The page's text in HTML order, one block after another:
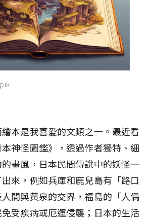
本是我喜愛的文類之一。最近看
神怪圖鑑》，透過作者獨特、細
畫風，日本民間傳說中的妖怪一
來，例如兵庫和鹿兒島有「路口
間與黃泉的交界，福島的「人偶
受疾病或厄運侵襲；日本的生活